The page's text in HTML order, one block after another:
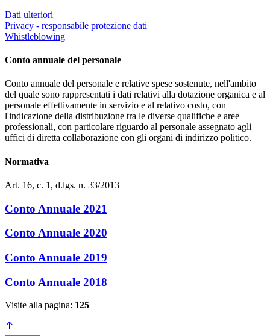
Dati ulteriori
Privacy - responsabile protezione dati
Whistleblowing
Conto annuale del personale
Conto annuale del personale e relative spese sostenute, nell'ambito
del quale sono rappresentati i dati relativi alla dotazione organica e al
personale effettivamente in servizio e al relativo costo, con
l'indicazione della distribuzione tra le diverse qualifiche e aree
professionali, con particolare riguardo al personale assegnato agli
uffici di diretta collaborazione con gli organi di indirizzo politico.
Normativa
Art. 16, c. 1, d.lgs. n. 33/2013
Conto Annuale 2021
Conto Annuale 2020
Conto Annuale 2019
Conto Annuale 2018
Visite alla pagina: 125